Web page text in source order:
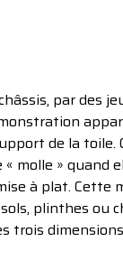
par des
de la toile.
molle » quand
à plat. Cette
plinthes ou
dimensions